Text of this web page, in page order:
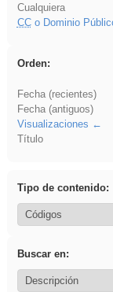
Cualquiera
CCo Dominio
Orden:
Fecha (recientes)
Fecha (antiguos)
Visualizaciones
Título
Tipo de contenido:
Buscar en: